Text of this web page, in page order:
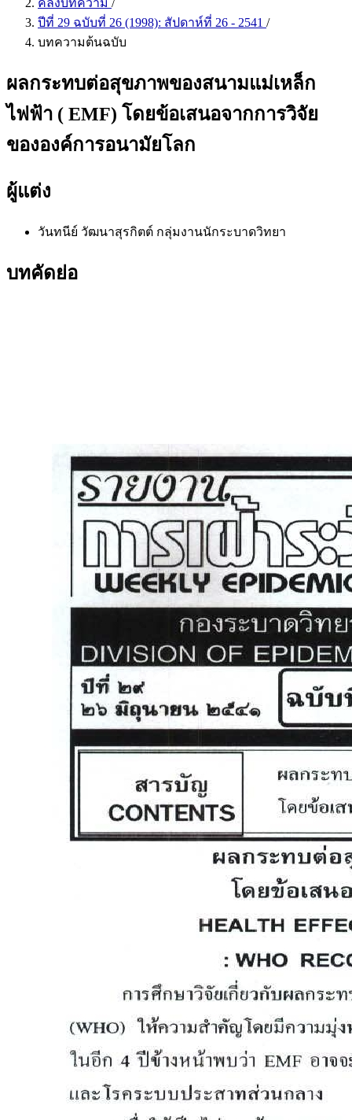
คลังบทความ /
ปีที่ 29 ฉบับที่ 26 (1998): สัปดาห์ที่ 26 - 2541 /
บทความต้นฉบับ
ผลกระทบต่อสุขภาพของสนามแม่เหล็ก
ไฟฟ้า ( EMF) โดยข้อเสนอจากการวิจัย
ขององค์การอนามัยโลก
ผู้แต่ง
วันทนีย์ วัฒนาสุรกิตต์ กลุ่มงานนักระบาดวิทยา
บทคัดย่อ